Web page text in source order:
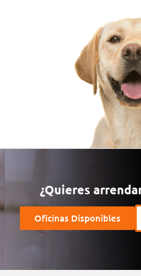
¿Quieres
Oficinas Disponibles